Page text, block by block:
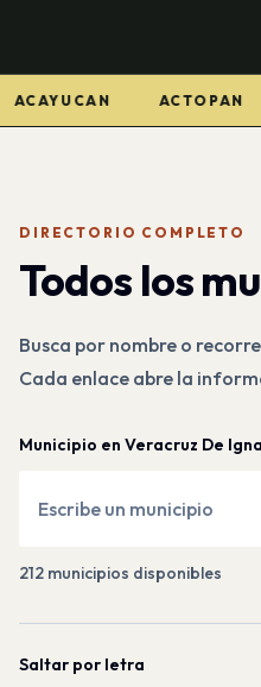
ACTOPAN
DIRECTORIO COMPLETO
Todos los
Busca por nombre o
Cada enlace abre la
Municipio en Veracruz De
212 municipios disponibles
Saltar por letra